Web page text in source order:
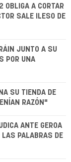
OBLIGA A CORTAR
SALE ILESO DE
JUNTO A SU
POR UNA
SU TIENDA DE
RAZÓN"
ANTE GEROA
LAS PALABRAS DE